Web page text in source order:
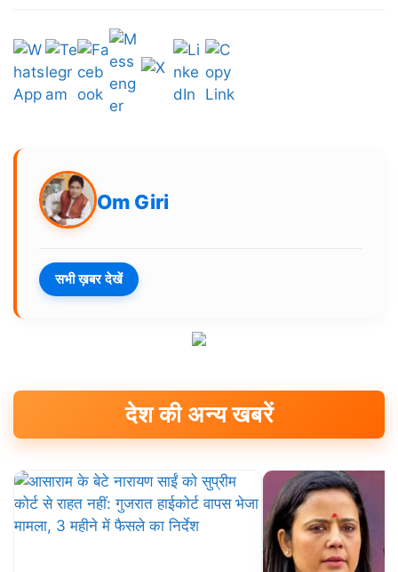
Om Giri
सभी ख़बर देखें
देश की अन्य खबरें